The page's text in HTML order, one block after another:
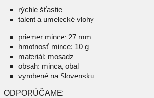
rýchle šťastie
talent a umelecké vlohy
priemer mince: 27 mm
hmotnosť mince: 10 g
materiál: mosadz
obsah: minca, obal
vyrobené na Slovensku
ODPORÚČAME: